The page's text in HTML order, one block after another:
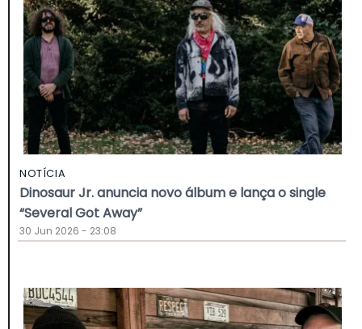
NOTÍCIA
Dinosaur Jr. anuncia novo álbum e lança o single
“Several Got Away”
30 Jun 2026 - 23:08